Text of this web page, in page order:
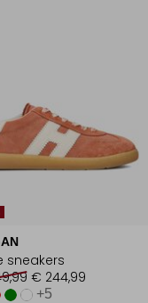
sneakers
€ 244,99
+5